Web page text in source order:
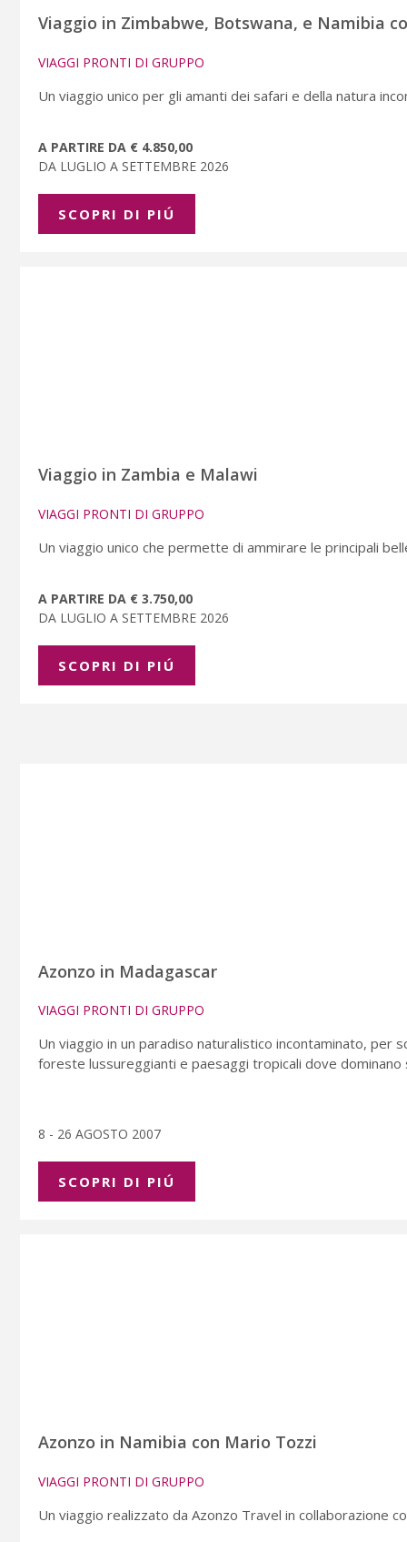
Viaggio in Zimbabwe, Botswana, e Namibia
VIAGGI PRONTI DI GRUPPO
Un viaggio unico per gli amanti dei safari e della natura
A PARTIRE DA € 4.850,00
DA LUGLIO A SETTEMBRE 2026
SCOPRI DI PIÚ
Viaggio in Zambia e Malawi
VIAGGI PRONTI DI GRUPPO
Un viaggio unico che permette di ammirare le principali
A PARTIRE DA € 3.750,00
DA LUGLIO A SETTEMBRE 2026
SCOPRI DI PIÚ
Azonzo in Madagascar
VIAGGI PRONTI DI GRUPPO
Un viaggio in un paradiso naturalistico incontaminato, per
foreste lussureggianti e paesaggi tropicali dove dominano
8 - 26 AGOSTO 2007
SCOPRI DI PIÚ
Azonzo in Namibia con Mario Tozzi
VIAGGI PRONTI DI GRUPPO
Un viaggio realizzato da Azonzo Travel in collaborazione